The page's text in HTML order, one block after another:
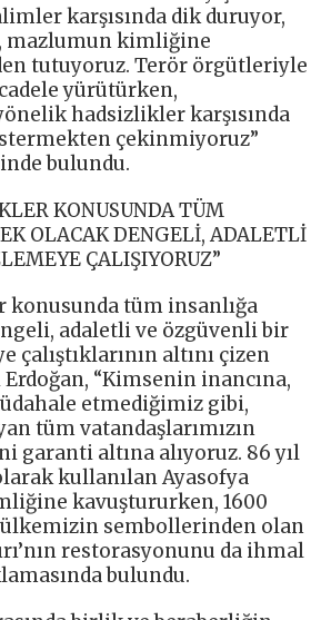
karşısında dik duruyor,
mazlumun kimliğine
tutuyoruz. Terör örgütleriyle
yürütürken,
hadsizlikler karşısında
çekinmiyoruz”
bulundu.
KONUSUNDA TÜM
OLACAK DENGELİ, ADALETLİ
ÇALIŞIYORUZ”
tüm insanlığa
adaletli ve özgüvenli bir
altını çizen
“Kimsenin inancına,
etmediğimiz gibi,
tüm vatandaşlarımızın
garanti altına alıyoruz. 86 yıl
kullanılan Ayasofya
kavuştururken, 1600
ülkemizin sembollerinden olan
restorasyonunu da ihmal
bulundu.